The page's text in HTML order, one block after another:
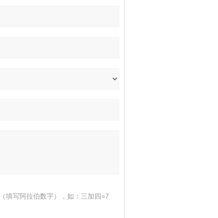
填写阿拉伯数字），如：三加四=7